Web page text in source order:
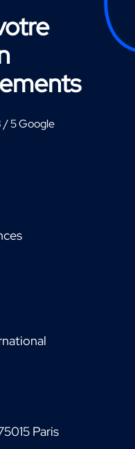
/ 5 Google
Paris